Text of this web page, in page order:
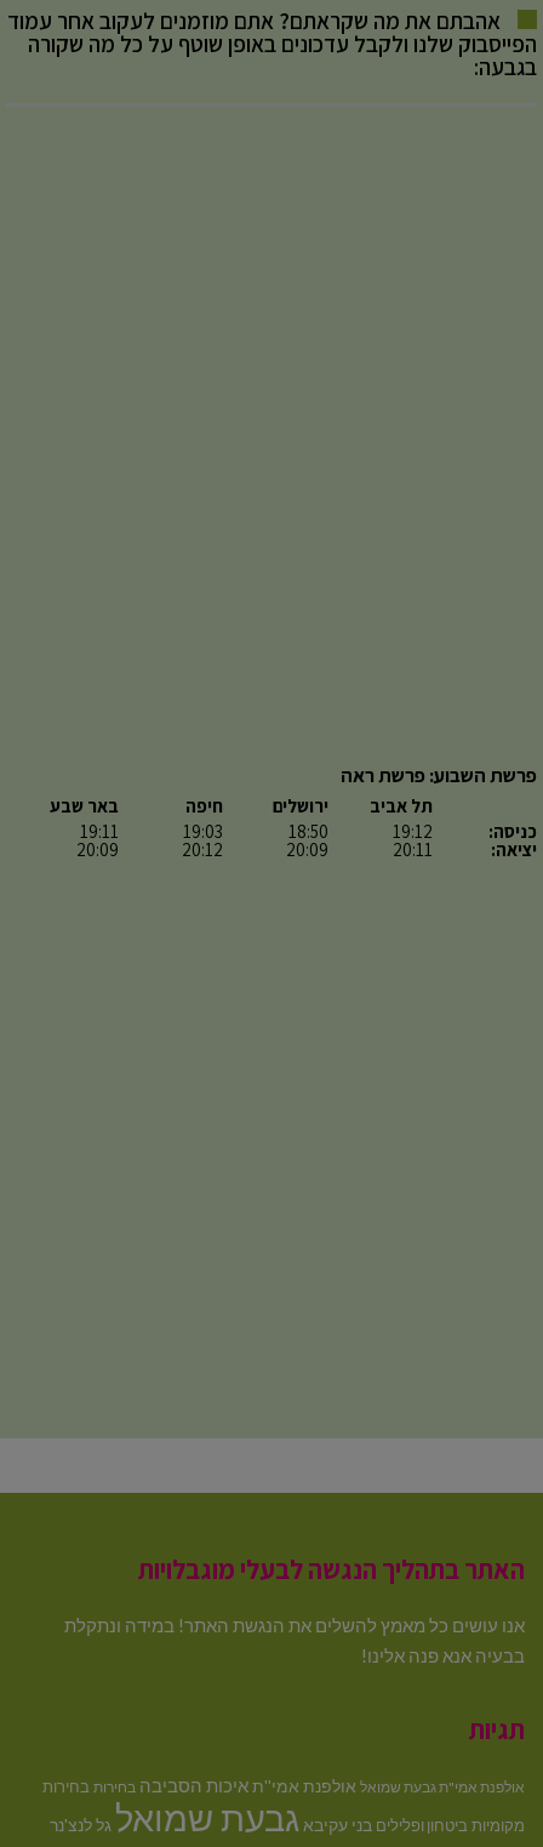
אהבתם את מה שקראתם? אתם מוזמנים לעקוב אחר עמוד
הפייסבוק שלנו ולקבל עדכונים באופן שוטף על כל מה שקורה
בגבעה:
פרשת השבוע: פרשת ראה
כניסה:
יציאה:
תל אביב
19:12
20:11
ירושלים
18:50
20:09
חיפה
19:03
20:12
באר שבע
19:11
20:09
האתר בתהליך הנגשה לבעלי מוגבלויות
אנו עושים כל מאמץ להשלים את הנגשת האתר! במידה ונתקלת
בבעיה אנא פנה אלינו!
תגיות
אולפנת אמי"ת גבעת שמואל אולפנת אמי''תאיכות הסביבה בחירות בחירות
מקומיותביטחון ופלילים בני עקיבא גבעת שמואל גל לנצ'נר